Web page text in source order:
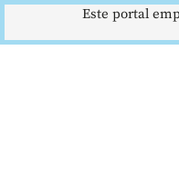
Este portal